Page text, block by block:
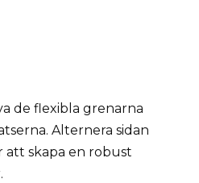
de flexibla grenarna
Alternera sidan
att skapa en robust